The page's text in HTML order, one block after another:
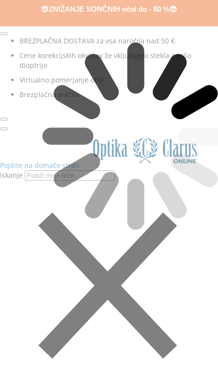
😎ZNIŽANJE SONČNIH očal do - 60 %😎
BREZPLAČNA DOSTAVA za vsa naročila nad 50 €.
Cene korekcijskih okvirjev že vključujejo stekla z vašo
dioptrijo
Virtualno pomerjanje očal
Brezplačna vračila
Pojdite na domačo stran
Iskanje